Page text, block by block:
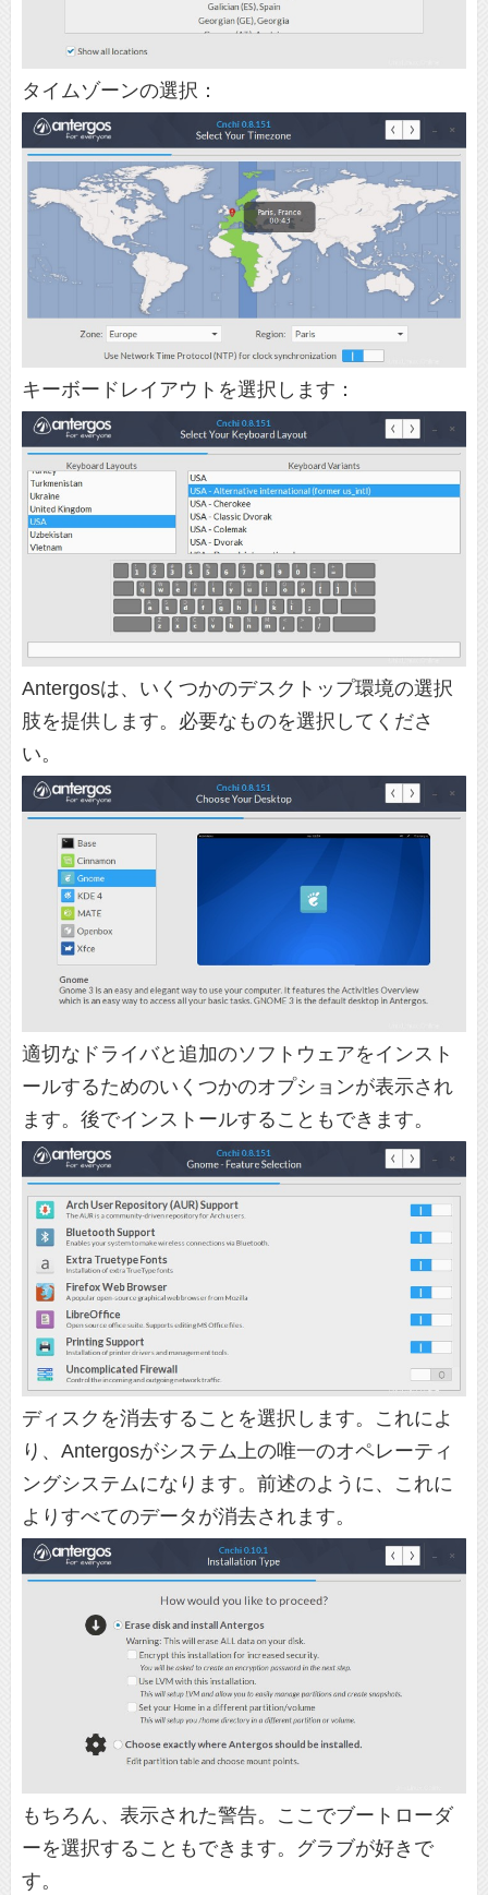
タイムゾーンの選択：
キーボードレイアウトを選択します：
Antergosは、いくつかのデスクトップ環境の選択
肢を提供します。必要なものを選択してくださ
い。
適切なドライバと追加のソフトウェアをインスト
ールするためのいくつかのオプションが表示され
ます。後でインストールすることもできます。
ディスクを消去することを選択します。これによ
り、Antergosがシステム上の唯一のオペレーティ
ングシステムになります。前述のように、これに
よりすべてのデータが消去されます。
もちろん、表示された警告。ここでブートローダ
ーを選択することもできます。グラブが好きで
す。